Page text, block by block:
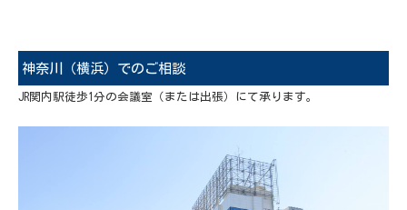
神奈川（横浜）でのご相談
JR関内駅徒歩1分の会議室（または出張）にて承ります。